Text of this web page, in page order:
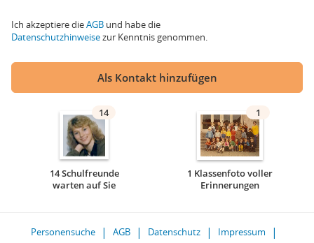
Ich akzeptiere dieAGB und habe die
Datenschutzhinweisezur Kenntnis genommen.
Als Kontakt hinzufügen
14
14 Schulfreunde
warten auf Sie
1
1 Klassenfoto voller
Erinnerungen
Personensuche AGB Datenschutz
Impressum